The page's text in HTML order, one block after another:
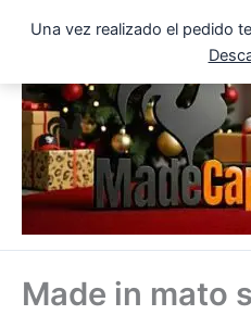
Una vez realizado el pedido
Made in mato